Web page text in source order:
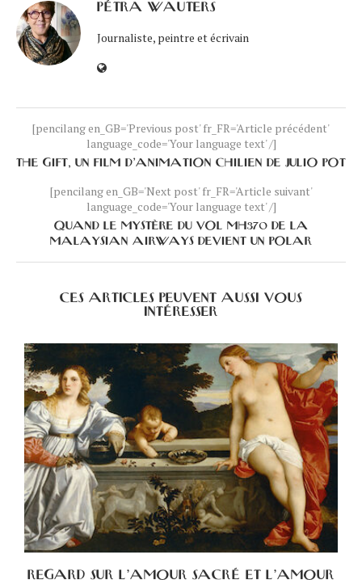
PÉTRA WAUTERS
Journaliste, peintre et écrivain
[pencilang en_GB='Previous post' fr_FR='Article précédent'
language_code='Your language text' /]
THE GIFT, UN FILM D’ANIMATION CHILIEN DE JULIO POT
[pencilang en_GB='Next post' fr_FR='Article suivant'
language_code='Your language text' /]
QUAND LE MYSTÈRE DU VOL MH370 DE LA
MALAYSIAN AIRWAYS DEVIENT UN POLAR
CES ARTICLES PEUVENT AUSSI VOUS
INTÉRESSER
REGARD SUR L’AMOUR SACRÉ ET L’AMOUR